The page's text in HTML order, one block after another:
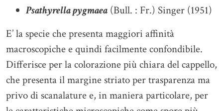
Psathyrella pygmaea(Bull. : Fr.) Singer (1951)
E’ la specie che presenta maggiori affinità
macroscopiche e quindi facilmente confondibile.
Differisce per la colorazione più chiara del cappello,
che presenta il margine striato per trasparenza ma
privo di scanalature e, in maniera particolare, per